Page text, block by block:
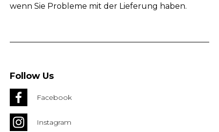
wenn Sie Probleme mit der Lieferung haben.
Follow Us
Facebook
Instagram